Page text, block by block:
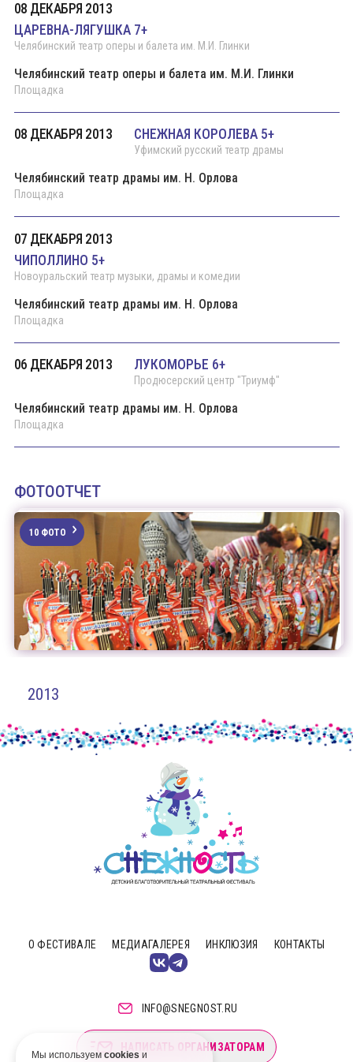
08 ДЕКАБРЯ 2013
ЦАРЕВНА-ЛЯГУШКА 7+
Челябинский театр оперы и балета им. М.И. Глинки
Челябинский театр оперы и балета им. М.И. Глинки
Площадка
08 ДЕКАБРЯ 2013 СНЕЖНАЯ КОРОЛЕВА 5+
Уфимский русский театр драмы
Челябинский театр драмы им. Н. Орлова
Площадка
07 ДЕКАБРЯ 2013
ЧИПОЛЛИНО 5+
Новоуральский театр музыки, драмы и комедии
Челябинский театр драмы им. Н. Орлова
Площадка
06 ДЕКАБРЯ 2013 ЛУКОМОРЬЕ 6+
Продюсерский центр "Триумф"
Челябинский театр драмы им. Н. Орлова
Площадка
ФОТООТЧЕТ
10 ФОТО
2013
О ФЕСТИВАЛЕ МЕДИАГАЛЕРЕЯ ИНКЛЮЗИЯ КОНТАКТЫ
INFO@SNEGNOST.RU
НАПИСАТЬ ОРГАНИЗАТОРАМ
Мы используем cookies и